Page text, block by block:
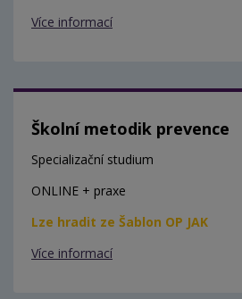
Více informací
Školní metodik prevence
Specializační studium
ONLINE + praxe
Lze hradit ze Šablon OP JAK
Více informací